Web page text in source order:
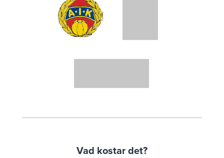
Vad kostar det?